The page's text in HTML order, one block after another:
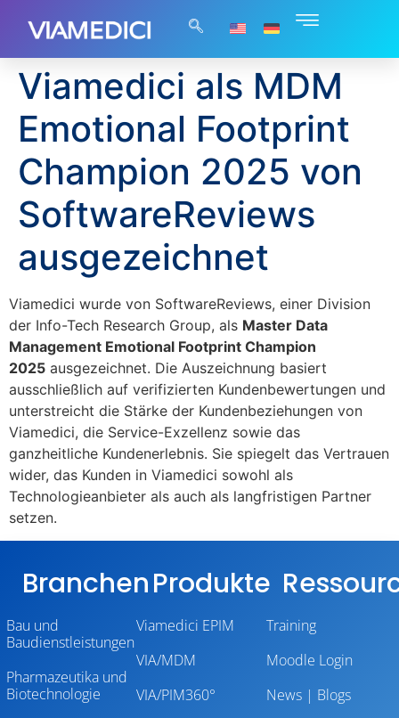
Viamedici als MDM
Emotional Footprint
Champion 2025 von
SoftwareReviews
ausgezeichnet
Viamedici wurde von SoftwareReviews, einer Division
der Info-Tech Research Group, als Master Data
Management Emotional Footprint Champion
2025 ausgezeichnet. Die Auszeichnung basiert
ausschließlich auf verifizierten Kundenbewertungen und
unterstreicht die Stärke der Kundenbeziehungen von
Viamedici, die Service-Exzellenz sowie das
ganzheitliche Kundenerlebnis. Sie spiegelt das Vertrauen
wider, das Kunden in Viamedici sowohl als
Technologieanbieter als auch als langfristigen Partner
setzen.
Branchen
Bau und
Baudienstleistungen
Pharmazeutika und
Biotechnologie
Produkte
Viamedici EPIM
VIA/MDM
VIA/PIM360°
Training
Moodle Login
News | Blogs